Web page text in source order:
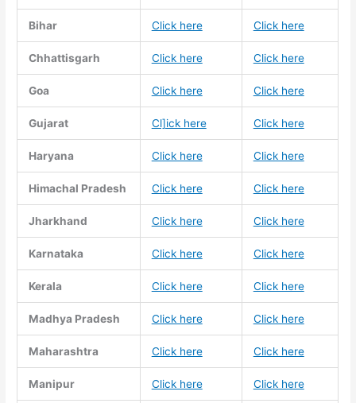
Bihar Click here Click here
Chhattisgarh Click here Click here
Goa Click here Click here
Gujarat Cl]ick here Click here
Haryana Click here Click here
Himachal Pradesh Click here Click here
Jharkhand Click here Click here
Karnataka Click here Click here
Kerala Click here Click here
Madhya Pradesh Click here Click here
Maharashtra Click here Click here
Manipur Click here Click here